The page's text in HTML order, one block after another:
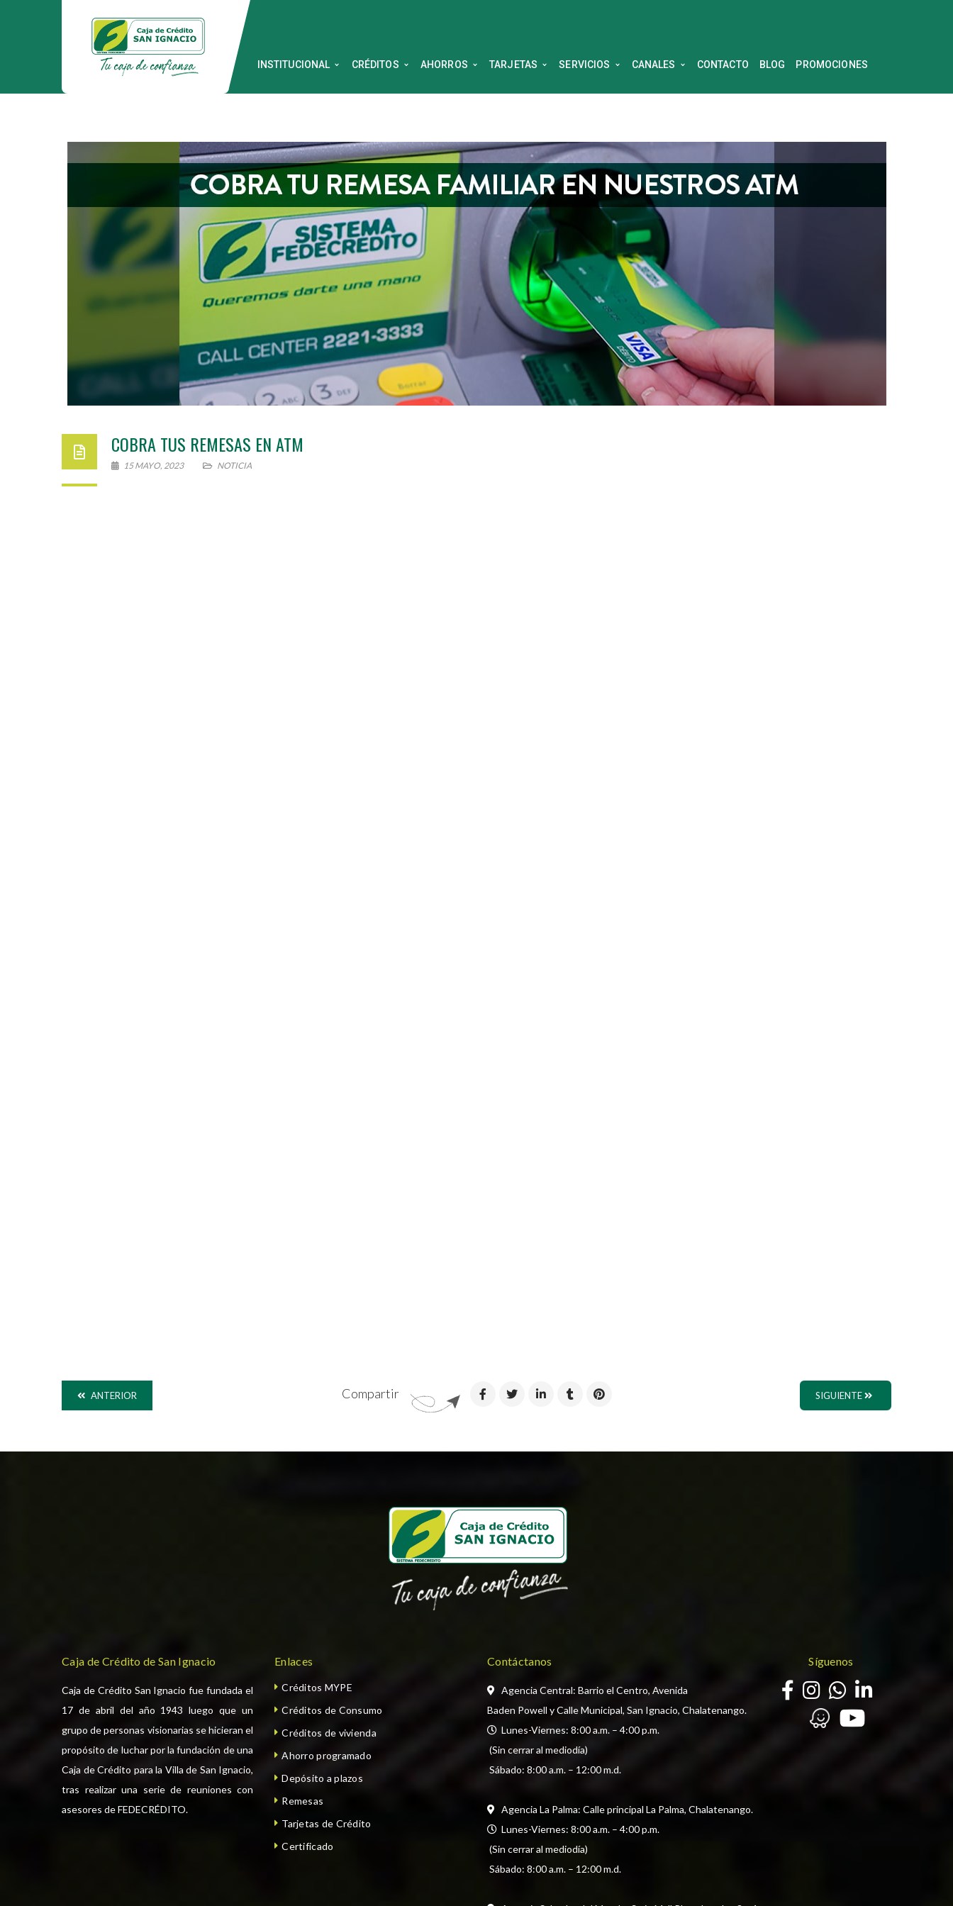
INSTITUCIONAL CRÉDITOS AHORROS TARJETAS SERVICIOS CANALES CONTACTO BLOG PROMOCIONES
COBRA TUS REMESAS EN ATM
15 MAYO, 2023 NOTICIA
Compartir
ANTERIOR SIGUIENTE
Caja de Crédito de San Ignacio
Caja de Crédito San Ignacio fue fundada el
17 de abril del año 1943 luego que un
grupo de personas visionarias se hicieran el
propósito de luchar por la fundación de una
Caja de Crédito para la Villa de San Ignacio,
tras realizar una serie de reuniones con
asesores de FEDECRÉDITO.
Enlaces
Créditos MYPE
Créditos de Consumo
Créditos de vivienda
Ahorro programado
Depósito a plazos
Remesas
Tarjetas de Crédito
Certificado
Contáctanos
Agencia Central: Barrio el Centro, Avenida
Baden Powell y Calle Municipal, San Ignacio, Chalatenango.
  Lunes-Viernes: 8:00 a.m. – 4:00 p.m.
(Sin cerrar al mediodía)
Sábado: 8:00 a.m. – 12:00 m.d.
Agencia La Palma: Calle principal La Palma, Chalatenango.
  Lunes-Viernes: 8:00 a.m. – 4:00 p.m.
(Sin cerrar al mediodía)
Sábado: 8:00 a.m. – 12:00 m.d.
Síguenos